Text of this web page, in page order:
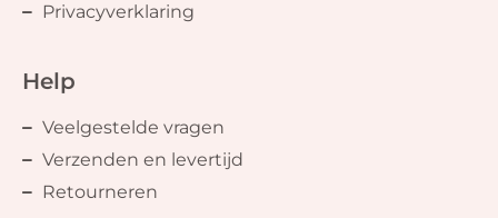
Privacyverklaring
Help
Veelgestelde vragen
Verzenden en levertijd
Retourneren